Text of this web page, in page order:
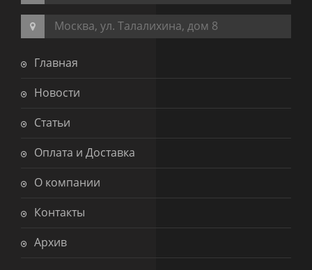
Москва, ул. Талалихина, дом 8
Главная
Новости
Статьи
Оплата и Доставка
О компании
Контакты
Архив